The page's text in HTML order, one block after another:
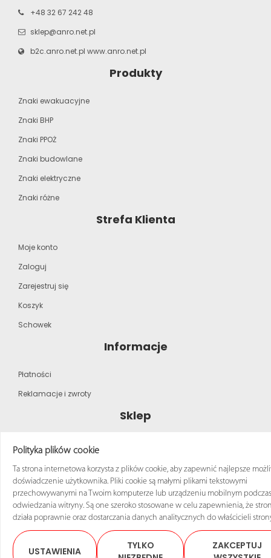
+48 32 67 242 48
sklep@anro.net.pl
b2c.anro.net.pl www.anro.net.pl
Produkty
Znaki ewakuacyjne
Znaki BHP
Znaki PPOŻ
Znaki budowlane
Znaki elektryczne
Znaki różne
Strefa Klienta
Moje konto
Zaloguj
Zarejestruj się
Koszyk
Schowek
Informacje
Płatności
Reklamacje i zwroty
Sklep
Strona główna
Katalog produktów
Regulamin zakupów
© 2025 Sklep ANRO Wszelkie prawa zastrzeżone
Polityka plików cookie
Ta strona internetowa korzysta z plików cookie, aby zapewnić najlepsze
doświadczenie użytkownika. Pliki cookie są małymi plikami tekstowymi
przechowywanymi na Twoim komputerze lub urządzeniu mobilnym podczas
odwiedzania witryny. Są one szeroko stosowane w celu zapewnienia, że
działa poprawnie oraz dostarczania danych analitycznych do właścicieli
USTAWIENIA
TYLKO
ZAKCEPTUJ